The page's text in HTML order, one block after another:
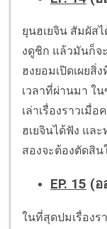
ยุนฮเยจิน สัมผัส
งดูชิก แล้วมันก็จ
ฮงยอมเปิดเผยสิ่
เวลาที่ผ่านมา ใ
เล่าเรื่องราวเมื่
ฮเยจินได้ฟัง แล
สองจะต้องตัดสิ
EP. 15 (อ
ในที่สุดปมเรื่องร